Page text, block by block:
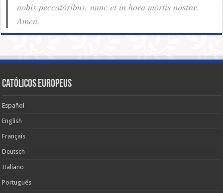
nobis pec­ca­tóribus, nunc et in hora mortis nostræ.
Amen.
Católicos Europeus
Español
English
Français
Deutsch
Italiano
Português